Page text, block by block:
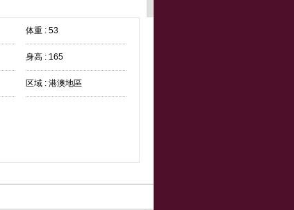
体重 : 53
身高 : 165
区域 : 港澳地區